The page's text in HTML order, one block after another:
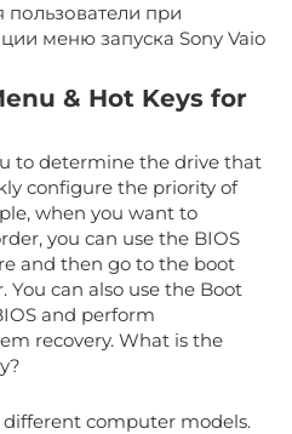
пользователи при
меню запуска Sony Vaio
& Hot Keys for
to determine the drive that
configure the priority of
when you want to
you can use the BIOS
and then go to the boot
can also use the Boot
and perform
recovery. What is the
computer models.